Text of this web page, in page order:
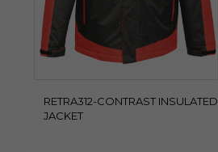
RETRA312-CONTRAST INSULATED
JACKET